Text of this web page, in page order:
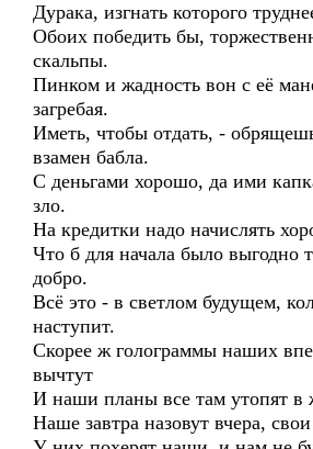
Дурака, изгнать которого
Обоих победить бы,
скальпы.
Пинком и жадность вон с её
загребая.
Иметь, чтобы отдать, -
взамен бабла.
С деньгами хорошо, да ими
зло.
На кредитки надо начислять
Что б для начала было выгодно
добро.
Всё это - в светлом будущем,
наступит.
Скорее ж голограммы наших
вычтут
И наши планы все там утопят в
Наше завтра назовут вчера,